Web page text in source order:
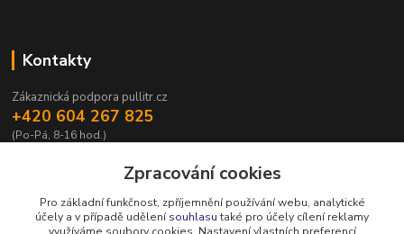
Kontakty
Zákaznická podpora pullitr.cz
+420 604 267 825
(Po-Pá, 8-16 hod.)
Zpracování cookies
Pro základní funkčnost, zpříjemnění používání webu, analytické
účely a v případě udělenísouhlasutaké pro účely cílení reklamy